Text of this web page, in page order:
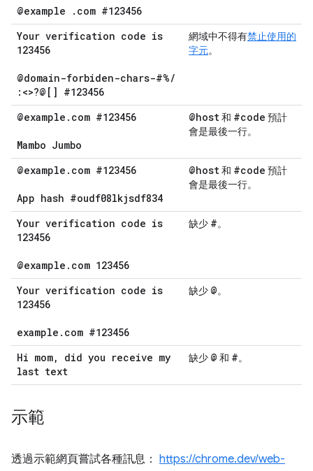
@example . com #123456
Your verification code is
123456
@domain-forbiden-chars-#%/
:<>?@[] #123456
網域中不得有禁止使用的
字元。
@example . com #123456
Mambo Jumbo
@host和 #code 預計
會是最後一行。
@example . com #123456
App hash #oudf08lkjsdf834
@host和 #code 預計
會是最後一行。
Your verification code is
123456
@example . com 123456
缺少 #。
Your verification code is
123456
example . com #123456
缺少 @。
Hi mom,
did you receive my
last text
缺少 @ 和 #。
示範
透過示範網頁嘗試各種訊息： https://chrome.dev/web-